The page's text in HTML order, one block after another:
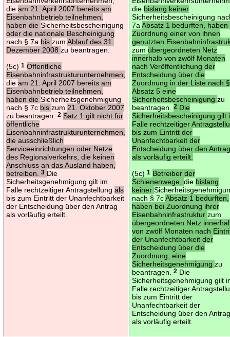
dieam 21. April 2007 bereits am
Eisenbahnbetrieb teilnehmen,
haben dieSicherheitsbescheinigung
oder die nationale Bescheinigung
nach § 7a biszumAblauf des 31.
Dezember 2008zu beantragen.
(5c)1 Öffentliche
Eisenbahninfrastrukturunternehmen,
dieam 21. April 2007 bereits am
Eisenbahnbetrieb teilnehmen,
haben dieSicherheitsgenehmigung
nach § 7c biszum 21. Oktober 2007
zu beantragen.2 Satz 1 gilt nicht für
öffentliche
Eisenbahninfrastrukturunternehmen,
die ausschließlich
Serviceeinrichtungen oder Netze
des Regionalverkehrs, die keinen
Anschluss an das Ausland haben,
betreiben.3 Die
Sicherheitsgenehmigung gilt im
Falle rechtzeitiger Antragstellungals
bis zum Eintritt der Unanfechtbarkeit
der Entscheidung über den Antrag
als vorläufig erteilt.
die bislang keiner
Sicherheitsbescheinigung
7aAbsatz 1 bedurften, haben
Zuordnung einer von ihnen
genutzten
zum übergeordneten Netz
innerhalb von zwölf Monaten
nach Veröffentlichung der
Entscheidung über die
Zuordnung in der Liste nach
Absatz 5 eine
Sicherheitsbescheinigungzu
beantragen.2 Die
Sicherheitsbescheinigung gilt
Falle rechtzeitiger
bis zum Eintritt der
Unanfechtbarkeit der
Entscheidung über den
als vorläufig erteilt.
(5c)1 Betreiber der
Schienenwege,die bislang
keiner
nach § 7cAbsatz 1 bedurften,
haben bei Zuordnung ihrer
Eisenbahninfrastrukturzum
übergeordneten Netz
von zwölf Monaten nach
der Unanfechtbarkeit der
Entscheidung über die
Zuordnung, eine
Sicherheitsgenehmigungzu
beantragen.2 Die
Sicherheitsgenehmigung gilt
Falle rechtzeitiger
bis zum Eintritt der
Unanfechtbarkeit der
Entscheidung über den
als vorläufig erteilt.